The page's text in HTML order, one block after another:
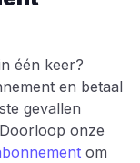
één keer?
en betaal
gevallen
onze
om